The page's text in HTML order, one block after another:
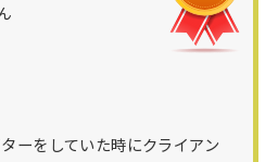
ーをしていた時にクライアン